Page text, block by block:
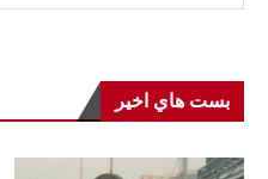
بست هاي اخير